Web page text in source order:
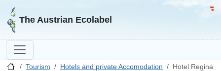
Go to homepage
The Austrian Ecolabel
Tourism Hotels and private Accomodation Hotel Regina